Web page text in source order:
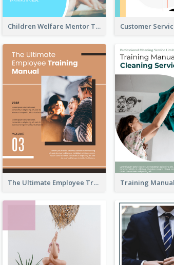
Children Welfare Mentor Training Manual
The Ultimate Employee Training Manual